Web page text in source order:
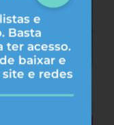
e
Basta
ter acesso.
baixar e
e redes